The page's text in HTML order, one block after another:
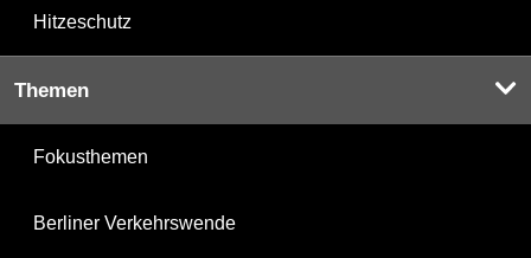
Hitzeschutz
Themen
Fokusthemen
Berliner Verkehrswende